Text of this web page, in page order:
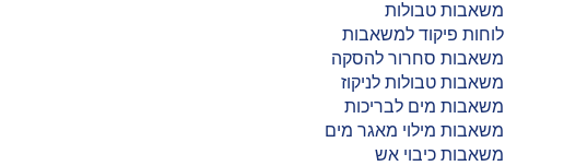
משאבות טבולות
לוחות פיקוד למשאבות
משאבות סחרור להסקה
משאבות טבולות לניקוז
משאבות מים לבריכות
משאבות מילוי מאגר מים
משאבות כיבוי אש